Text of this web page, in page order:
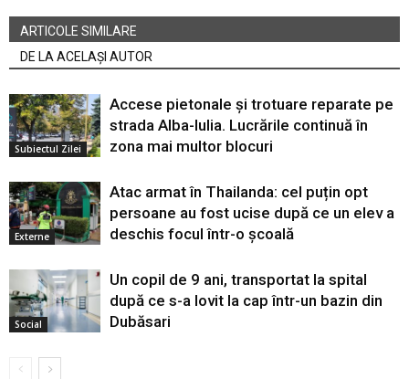
ARTICOLE SIMILARE
DE LA ACELAȘI AUTOR
Subiectul Zilei
Accese pietonale și trotuare reparate pe
strada Alba-Iulia. Lucrările continuă în
zona mai multor blocuri
Externe
Atac armat în Thailanda: cel puțin opt
persoane au fost ucise după ce un elev a
deschis focul într-o școală
Social
Un copil de 9 ani, transportat la spital
după ce s-a lovit la cap într-un bazin din
Dubăsari